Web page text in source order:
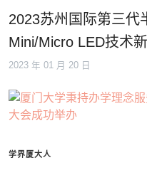
2023苏州国际第三代
Mini/Micro LED技术
2023 年 01 月 20 日
学界厦大人